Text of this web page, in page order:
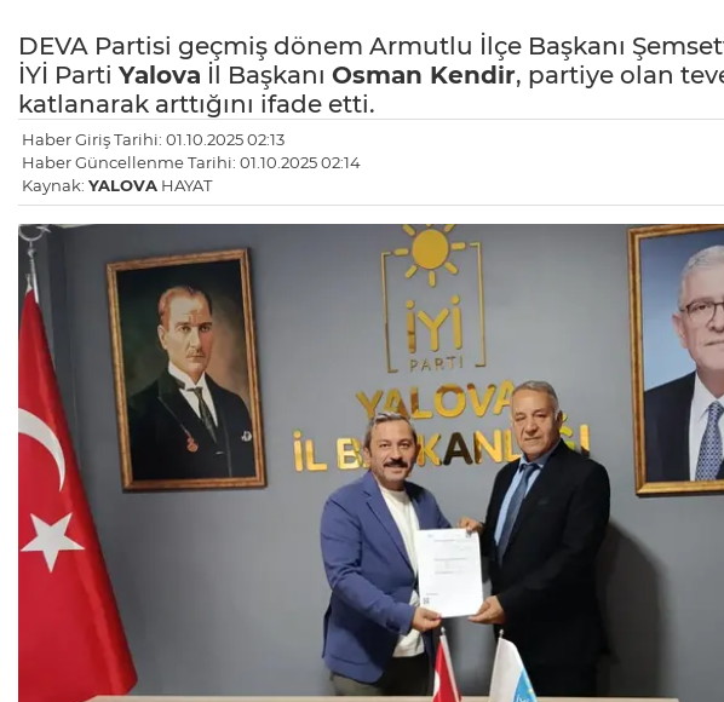
DEVA Partisi geçmiş dönem Armutlu İlçe Başkanı
İYİ Parti Yalova İl Başkanı Osman Kendir, partiye olan
katlanarak arttığını ifade etti.
Haber Giriş Tarihi: 01.10.2025 02:13
Haber Güncellenme Tarihi: 01.10.2025 02:14
Kaynak: YALOVA HAYAT